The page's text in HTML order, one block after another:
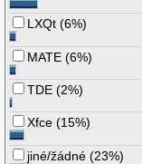
LXQt (6%)
MATE (6%)
TDE (2%)
Xfce (15%)
jiné/žádné (23%)